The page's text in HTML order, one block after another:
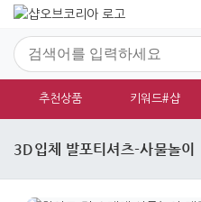
추천상품 키워드#샵
3D입체 발포티셔츠-사물놀이